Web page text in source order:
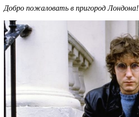
Добро пожаловать в пригород Лондона!